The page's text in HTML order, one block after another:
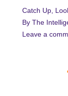
Catch Up
By The
Leave a